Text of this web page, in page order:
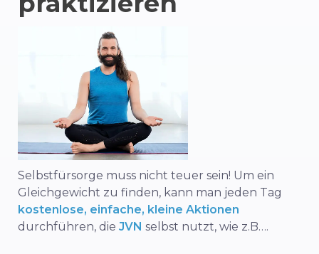
Selbstfürsorge muss nicht teuer sein! Um ein
Gleichgewicht zu finden, kann man jeden Tag
kostenlose, einfache, kleine Aktionen
durchführen, die JVN selbst nutzt, wie z.B….